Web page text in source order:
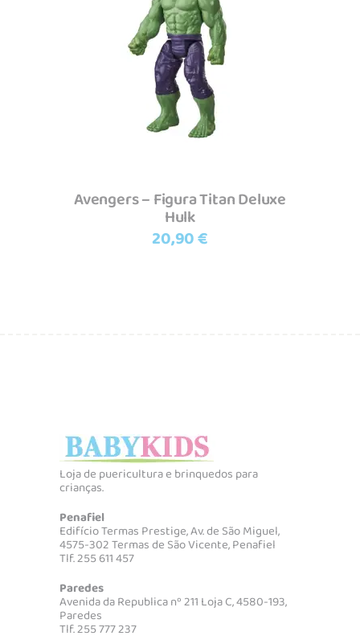
Adicionar
Avengers – Figura Titan Deluxe
Hulk
20,90€
Loja de puericultura e brinquedos para
crianças.
Penafiel
Edifício Termas Prestige, Av. de São Miguel,
4575-302 Termas de São Vicente, Penafiel
Tlf. 255 611 457
Paredes
Avenida da Republica nº 211 Loja C, 4580-193,
Paredes
Tlf. 255 777 237